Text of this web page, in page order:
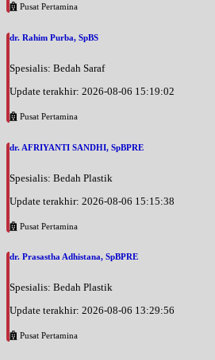
Pusat Pertamina
dr. Rahim Purba, SpBS
Spesialis: Bedah Saraf
Update terakhir: 2026-08-06 15:19:02
Pusat Pertamina
dr. AFRIYANTI SANDHI, SpBPRE
Spesialis: Bedah Plastik
Update terakhir: 2026-08-06 15:15:38
Pusat Pertamina
dr. Prasastha Adhistana, SpBPRE
Spesialis: Bedah Plastik
Update terakhir: 2026-08-06 13:29:56
Pusat Pertamina